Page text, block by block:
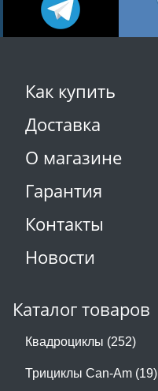
Как купить
Доставка
О магазине
Гарантия
Контакты
Новости
Каталог товаров
Квадроциклы (252)
Трициклы Can-Am (19)